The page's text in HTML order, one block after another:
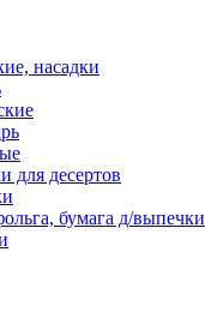
насадки
для десертов
бумага д/выпечки